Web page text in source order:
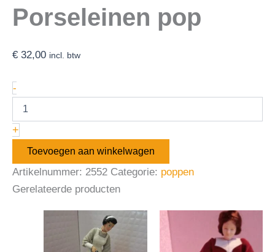
Porseleinen pop
€ 32,00 incl. btw
-
+
Toevoegen aan winkelwagen
Artikelnummer: 2552 Categorie: poppen
Gerelateerde producten